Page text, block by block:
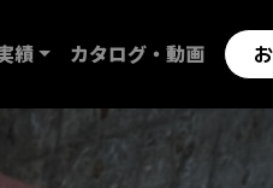
績 カタログ・動画